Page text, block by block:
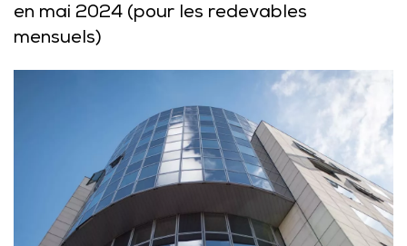
en mai 2024 (pour les redevables
mensuels)